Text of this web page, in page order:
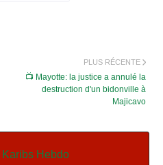
PLUS RÉCENTE
📺 Mayotte: la justice a annulé la
destruction d'un bidonville à
Majicavo
Karibs Hebdo